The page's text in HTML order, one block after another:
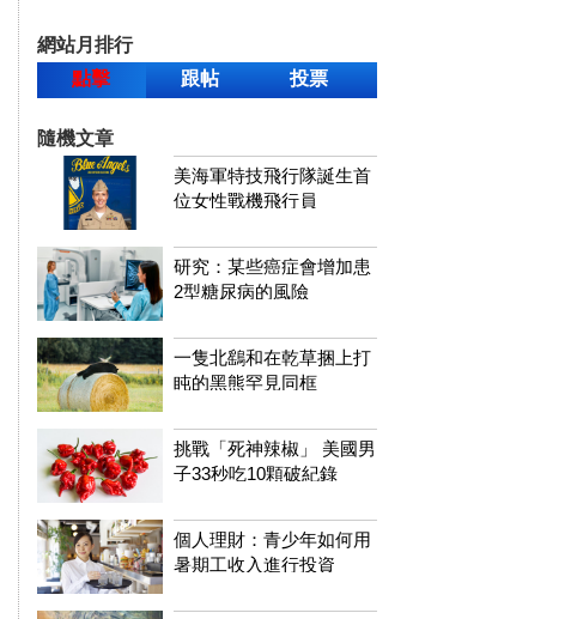
網站月排行
點擊
跟帖 投票
隨機文章
美海軍特技飛行隊誕生首
位女性戰機飛行員
研究：某些癌症會增加患
2型糖尿病的風險
一隻北鷂和在乾草捆上打
盹的黑熊罕見同框
挑戰「死神辣椒」 美國男
子33秒吃10顆破紀錄
個人理財：青少年如何用
暑期工收入進行投資